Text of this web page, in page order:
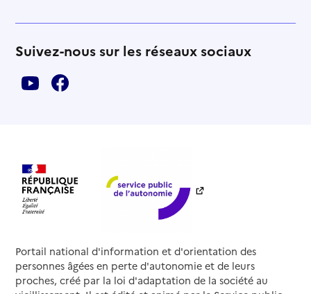
Suivez-nous sur les réseaux sociaux
Portail national d'information et d'orientation des
personnes âgées en perte d'autonomie et de leurs
proches, créé par la loi d'adaptation de la société au